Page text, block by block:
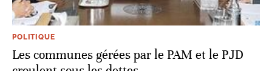
POLITIQUE
Les communes gérées par le PAM et le PJD